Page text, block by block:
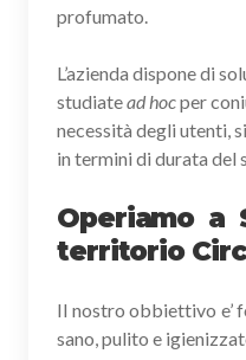
profumato.
L’azienda dispone di
studiatead hocper
necessità degli utenti,
in termini di durata del
Operiamo
territorio
Il nostro obbiettivo e’
sano, pulito e